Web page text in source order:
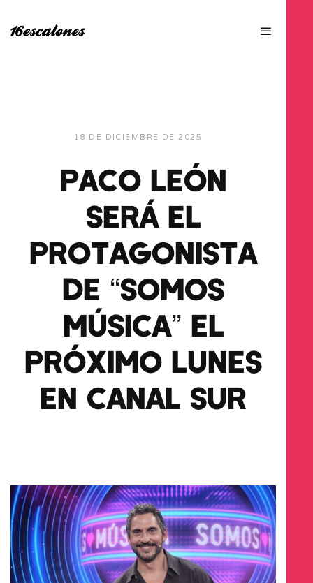
18 DE DICIEMBRE DE 2025
PACO LEÓN
SERÁ EL
PROTAGONISTA
DE “SOMOS
MÚSICA” EL
PRÓXIMO LUNES
EN CANAL SUR